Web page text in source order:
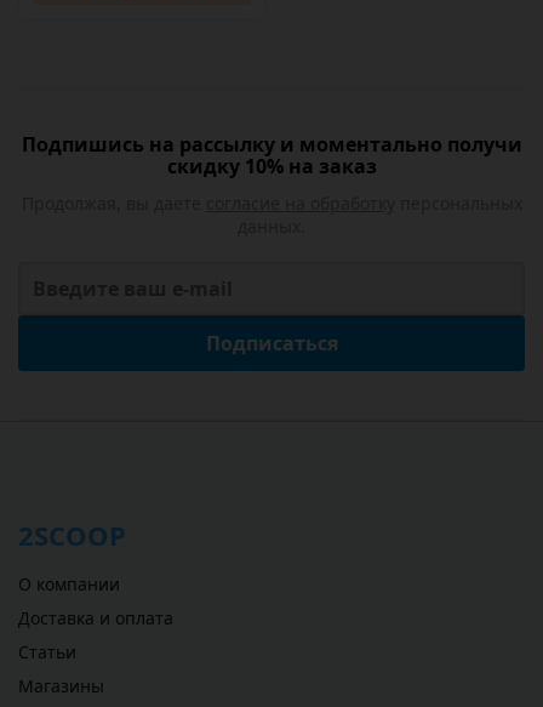
Подпишись на рассылку и моментально получи
скидку 10% на заказ
Подписаться
2SCOOP
О компании
Доставка и оплата
Статьи
Магазины